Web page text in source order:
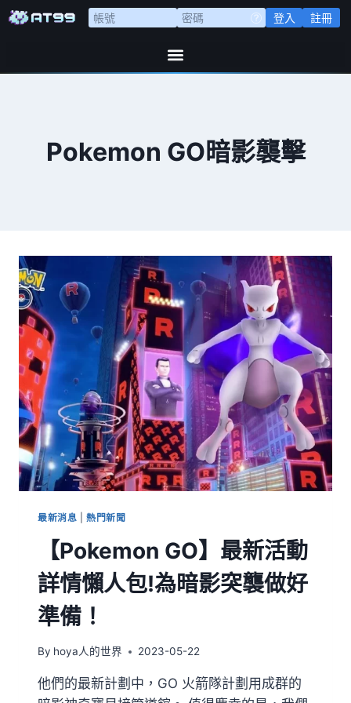
登入 註冊
Pokemon GO暗影襲擊
最新消息 |熱門新聞
【Pokemon GO】最新活動
詳情懶人包!為暗影突襲做好
準備！
By hoya人的世界 2023-05-22
他們的最新計劃中，GO 火箭隊計劃用成群的